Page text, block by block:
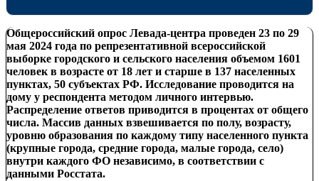
Общероссийский опрос Левада-центра проведен 23 по 29
мая 2024 года по репрезентативной всероссийской
выборке городского и сельского населения объемом 1601
человек в возрасте от 18 лет и старше в 137 населенных
пунктах, 50 субъектах РФ. Исследование проводится на
дому у респондента методом личного интервью.
Распределение ответов приводится в процентах от общего
числа. Массив данных взвешивается по полу, возрасту,
уровню образования по каждому типу населенного пункта
(крупные города, средние города, малые города, село)
внутри каждого ФО независимо, в соответствии с
данными Росстата.